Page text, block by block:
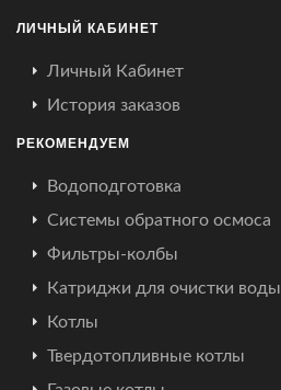
ЛИЧНЫЙ КАБИНЕТ
Личный Кабинет
История заказов
РЕКОМЕНДУЕМ
Водоподготовка
Системы обратного осмоса
Фильтры-колбы
Катриджи для очистки воды
Котлы
Твердотопливные котлы